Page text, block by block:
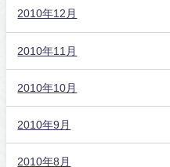
2010年12月
2010年11月
2010年10月
2010年9月
2010年8月